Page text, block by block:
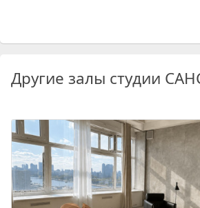
Другие залы студии